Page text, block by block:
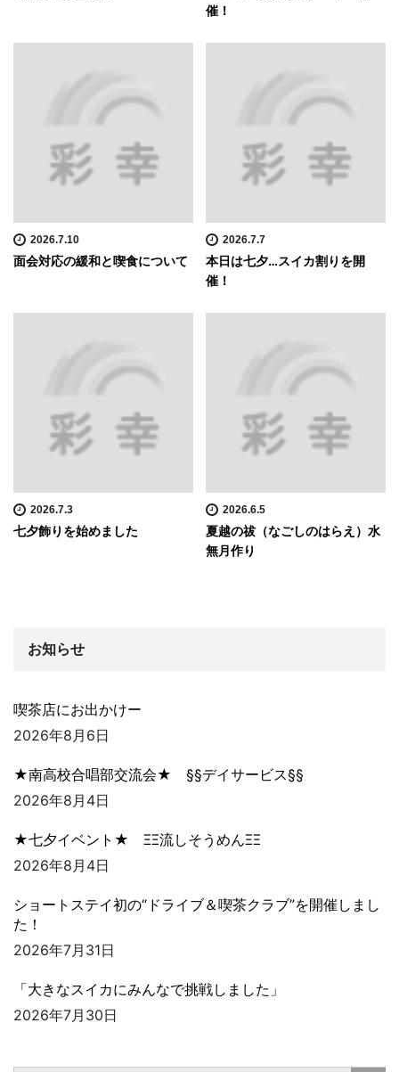
催！
2026.7.10
面会対応の緩和と喫食について
2026.7.7
本日は七夕…スイカ割りを開
催！
2026.7.3
七夕飾りを始めました
2026.6.5
夏越の祓（なごしのはらえ）水
無月作り
お知らせ
喫茶店にお出かけー
2026年8月6日
★南高校合唱部交流会★ §§デイサービス§§
2026年8月4日
★七夕イベント★ ΞΞ流しそうめんΞΞ
2026年8月4日
ショートステイ初の“ドライブ＆喫茶クラブ”を開催しまし
た！
2026年7月31日
「大きなスイカにみんなで挑戦しました」
2026年7月30日